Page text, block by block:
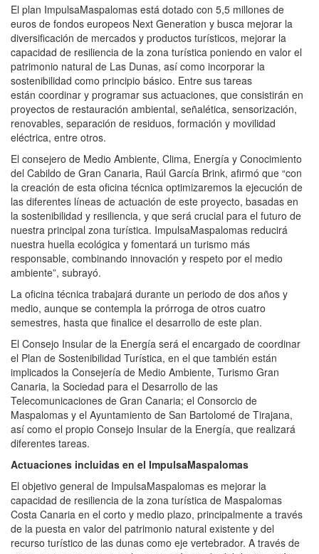
El plan ImpulsaMaspalomas está dotado con 5,5 millones de
euros de fondos europeos Next Generation y busca mejorar la
diversificación de mercados y productos turísticos, mejorar la
capacidad de resiliencia de la zona turística poniendo en valor el
patrimonio natural de Las Dunas, así como incorporar la
sostenibilidad como principio básico. Entre sus tareas
están coordinar y programar sus actuaciones, que consistirán en
proyectos de restauración ambiental, señalética, sensorización,
renovables, separación de residuos, formación y movilidad
eléctrica, entre otros.
El consejero de Medio Ambiente, Clima, Energía y Conocimiento
del Cabildo de Gran Canaria, Raúl García Brink, afirmó que “con
la creación de esta oficina técnica optimizaremos la ejecución de
las diferentes líneas de actuación de este proyecto, basadas en
la sostenibilidad y resiliencia, y que será crucial para el futuro de
nuestra principal zona turística. ImpulsaMaspalomas reducirá
nuestra huella ecológica y fomentará un turismo más
responsable, combinando innovación y respeto por el medio
ambiente”, subrayó.
La oficina técnica trabajará durante un periodo de dos años y
medio, aunque se contempla la prórroga de otros cuatro
semestres, hasta que finalice el desarrollo de este plan.
El Consejo Insular de la Energía será el encargado de coordinar
el Plan de Sostenibilidad Turística, en el que también están
implicados la Consejería de Medio Ambiente, Turismo Gran
Canaria, la Sociedad para el Desarrollo de las
Telecomunicaciones de Gran Canaria; el Consorcio de
Maspalomas y el Ayuntamiento de San Bartolomé de Tirajana,
así como el propio Consejo Insular de la Energía, que realizará
diferentes tareas.
Actuaciones incluidas en el ImpulsaMaspalomas
El objetivo general de ImpulsaMaspalomas es mejorar la
capacidad de resiliencia de la zona turística de Maspalomas
Costa Canaria en el corto y medio plazo, principalmente a través
de la puesta en valor del patrimonio natural existente y del
recurso turístico de las dunas como eje vertebrador. A través de